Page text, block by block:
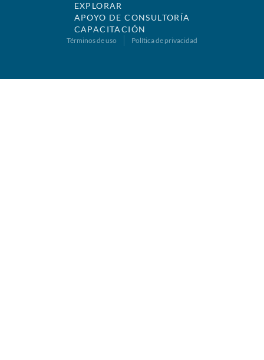
EXPLORAR
APOYO DE CONSULTORÍA
CAPACITACIÓN
Términos de uso Política de privacidad